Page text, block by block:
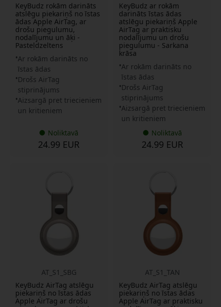
KeyBudz rokām darināts
atslēgu piekariņš no īstas
ādas Apple AirTag, ar
drošu piegulumu,
nodalījumu un āķi -
Pasteļdzeltens
Ar rokām darināts no
īstas ādas
Drošs AirTag
stiprinājums
Aizsargā pret triecieniem
un kritieniem
Noliktavā
24.99 EUR
KeyBudz ar rokām
darināts īstas ādas
atslēgu piekariņš Apple
AirTag ar praktisku
nodalījumu un drošu
piegulumu - Sarkana
krāsa
Ar rokām darināts no
īstas ādas
Drošs AirTag
stiprinājums
Aizsargā pret triecieniem
un kritieniem
Noliktavā
24.99 EUR
AT_S1_SBG
KeyBudz AirTag atslēgu
piekariņš no īstas ādas
Apple AirTag ar drošu
AT_S1_TAN
KeyBudz AirTag atslēgu
piekariņš no īstas ādas
Apple AirTag ar praktisku